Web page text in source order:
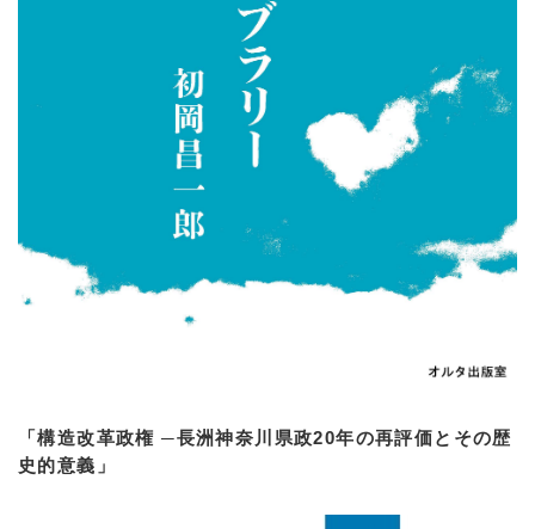
「構造改革政権 ─長洲神奈川県政20年の再評価とその歴
史的意義」